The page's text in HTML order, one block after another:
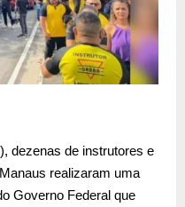
dezenas de instrutores e
realizaram uma
Governo Federal que